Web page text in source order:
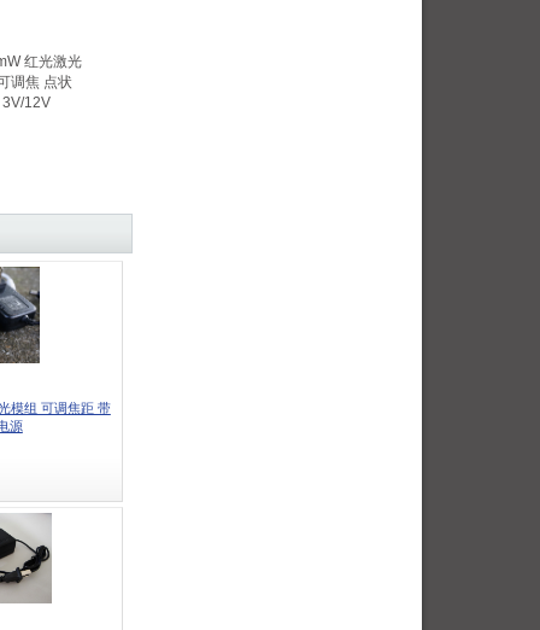
红光激光
调焦 点状
12V
模组 可调焦距 带
源